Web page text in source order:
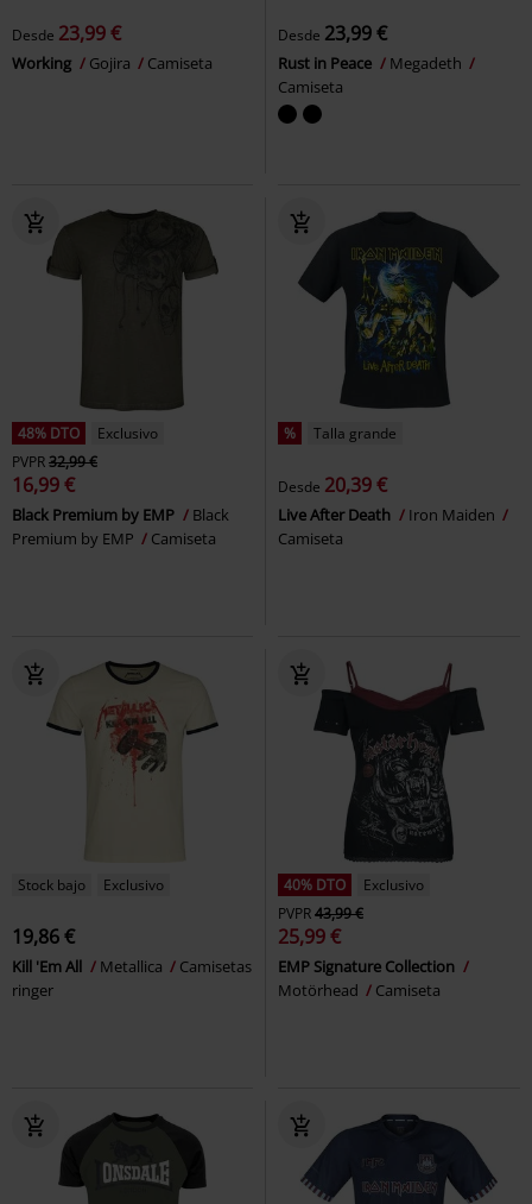
Desde 23,99 €
Working Gojira Camiseta
Desde 23,99 €
Rust in Peace
Megadeth
Camiseta
48% DTO
Exclusivo
PVPR32,99 €
16,99 €
Black Premium by EMP
Black
Premium by EMP
Camiseta
% Talla grande
Desde 20,39 €
Live After Death
Iron Maiden
Camiseta
Stock bajo Exclusivo
19,86 €
Kill 'Em All Metallica
Camisetas
ringer
40% DTO
Exclusivo
PVPR43,99 €
25,99 €
EMP Signature Collection
Motörhead
Camiseta